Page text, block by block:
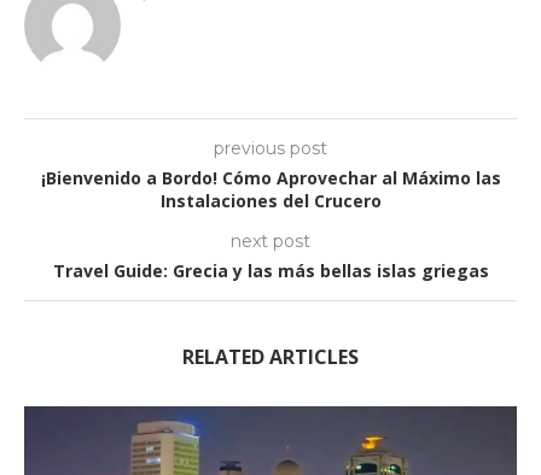
previous post
¡Bienvenido a Bordo! Cómo Aprovechar al Máximo las
Instalaciones del Crucero
next post
Travel Guide: Grecia y las más bellas islas griegas
RELATED ARTICLES